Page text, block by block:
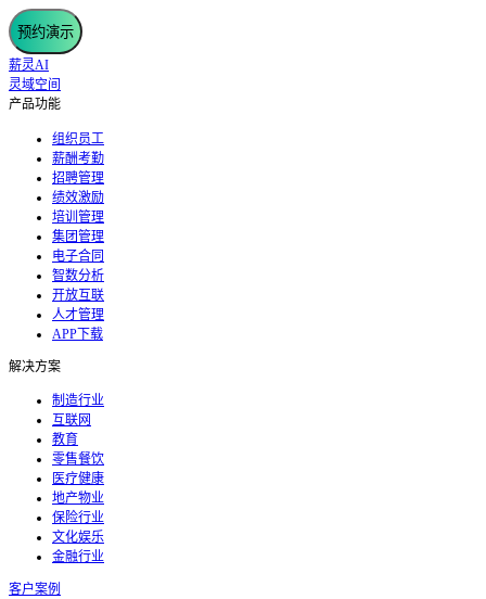
预约演示
薪灵AI
灵域空间
产品功能
组织员工
薪酬考勤
招聘管理
绩效激励
培训管理
集团管理
电子合同
智数分析
开放互联
人才管理
APP下载
解决方案
制造行业
互联网
教育
零售餐饮
医疗健康
地产物业
保险行业
文化娱乐
金融行业
客户案例